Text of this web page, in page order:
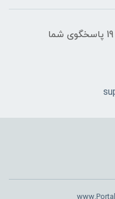
از شنبه تا پنجشنبه از ساعت 10 الی 19 پاسخگوی شما